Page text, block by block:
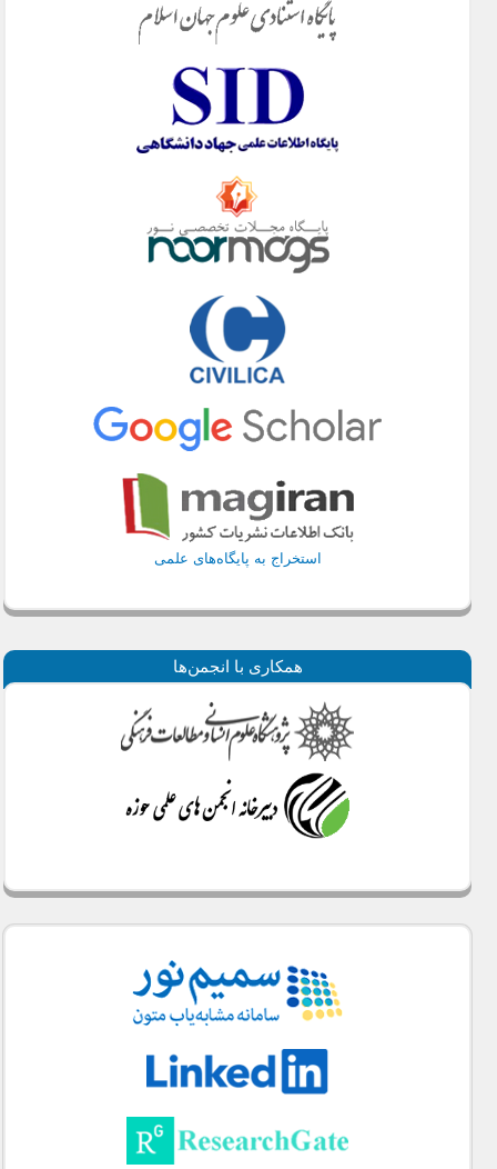
استخراج به پایگاه‌های علمی
همكاری با انجمن‌ها